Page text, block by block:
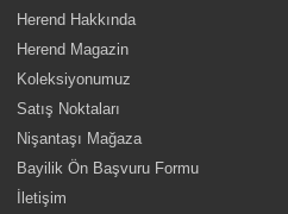
Herend Hakkında
Herend Magazin
Koleksiyonumuz
Satış Noktaları
Nişantaşı Mağaza
Bayilik Ön Başvuru Formu
İletişim